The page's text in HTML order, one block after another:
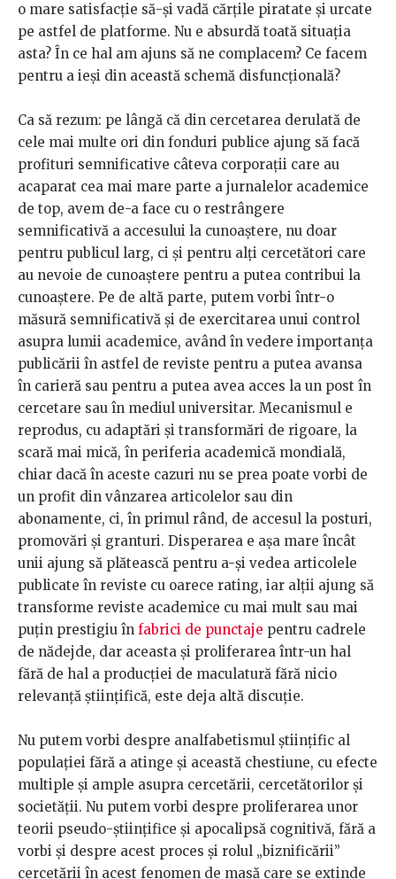
o mare satisfacție să-și vadă cărțile piratate și urcate
pe astfel de platforme. Nu e absurdă toată situația
asta? În ce hal am ajuns să ne complacem? Ce facem
pentru a ieși din această schemă disfuncțională?
Ca să rezum: pe lângă că din cercetarea derulată de
cele mai multe ori din fonduri publice ajung să facă
profituri semnificative câteva corporații care au
acaparat cea mai mare parte a jurnalelor academice
de top, avem de-a face cu o restrângere
semnificativă a accesului la cunoaștere, nu doar
pentru publicul larg, ci și pentru alți cercetători care
au nevoie de cunoaștere pentru a putea contribui la
cunoaștere. Pe de altă parte, putem vorbi într-o
măsură semnificativă și de exercitarea unui control
asupra lumii academice, având în vedere importanța
publicării în astfel de reviste pentru a putea avansa
în carieră sau pentru a putea avea acces la un post în
cercetare sau în mediul universitar. Mecanismul e
reprodus, cu adaptări și transformări de rigoare, la
scară mai mică, în periferia academică mondială,
chiar dacă în aceste cazuri nu se prea poate vorbi de
un profit din vânzarea articolelor sau din
abonamente, ci, în primul rând, de accesul la posturi,
promovări și granturi. Disperarea e așa mare încât
unii ajung să plătească pentru a-și vedea articolele
publicate în reviste cu oarece rating, iar alții ajung să
transforme reviste academice cu mai mult sau mai
puțin prestigiu în fabrici de punctaje pentru cadrele
de nădejde, dar aceasta și proliferarea într-un hal
fără de hal a producției de maculatură fără nicio
relevanță științifică, este deja altă discuție.
Nu putem vorbi despre analfabetismul științific al
populației fără a atinge și această chestiune, cu efecte
multiple și ample asupra cercetării, cercetătorilor și
societății. Nu putem vorbi despre proliferarea unor
teorii pseudo-științifice și apocalipsă cognitivă, fără a
vorbi și despre acest proces și rolul „biznificării”
cercetării în acest fenomen de masă care se extinde